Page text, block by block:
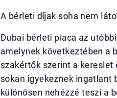
A bérleti díjak soha nem
Dubai bérleti piaca az
amelynek következtében a
szakértők szerint a
sokan igyekeznek ingatlant
különösen nehézzé teszi a